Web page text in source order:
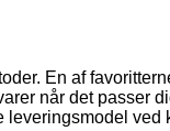
En af
når det passer
leveringsmodel ved